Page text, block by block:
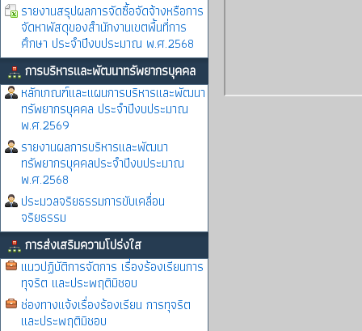
รายงานสรุปผลการจัดซื้อจัดจ้างหรือการ
จัดหาพัสดุของสำนักงานเขตพื้นที่การ
ศึกษา ประจำปีงบประมาณ พ.ศ.2568
การบริหารและพัฒนาทรัพยากรบุคคล
หลักเกณฑ์และแผนการบริหารและพัฒนา
ทรัพยากรบุคคล ประจำปีงบประมาณ
พ.ศ.2569
รายงานผลการบริหารและพัฒนา
ทรัพยากรบุคคลประจำปีงบประมาณ
พ.ศ.2568
ประมวลจริยธรรมการขับเคลื่อน
จริยธรรม
การส่งเสริมความโปร่งใส
แนวปฏิบัติการจัดการ เรื่องร้องเรียนการ
ทุจริต และประพฤติมิชอบ
ช่องทางแจ้งเรื่องร้องเรียน การทุจริต
และประพฤติมิชอบ